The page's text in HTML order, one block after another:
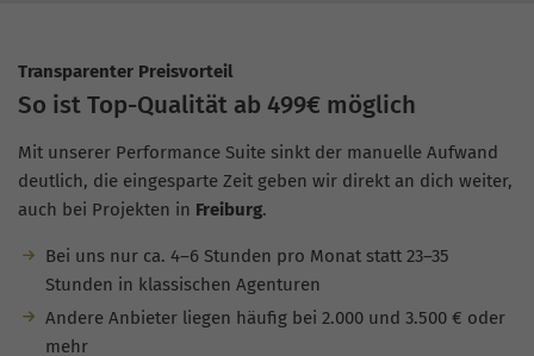
Transparenter Preisvorteil
So ist Top-Qualität ab 499€ möglich
Mit unserer Performance Suite sinkt der manuelle Aufwand
deutlich, die eingesparte Zeit geben wir direkt an dich weiter,
auch bei Projekten in Freiburg.
Bei uns nur ca. 4–6 Stunden pro Monat statt 23–35
Stunden in klassischen Agenturen
Andere Anbieter liegen häufig bei 2.000 und 3.500 € oder
mehr